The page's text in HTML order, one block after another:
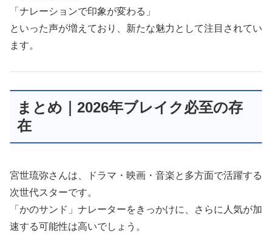
「ナレーションで印象が変わる」
といった声が増えており、新たな魅力として注目されてい
ます。
まとめ｜2026年ブレイク必至の存
在
宮世琉弥さんは、ドラマ・映画・音楽と多方面で活躍する
次世代スターです。
「かのサンド」ナレーターをきっかけに、さらに人気が加
速する可能性は高いでしょう。